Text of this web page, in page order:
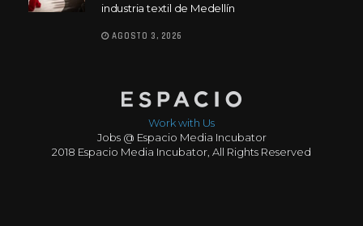
industria textil de Medellín
AGOSTO 3, 2026
Work with Us
Jobs @ Espacio Media Incubator
2018 Espacio Media Incubator, All Rights Reserved